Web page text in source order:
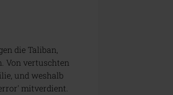
die Taliban,
Von vertuschten
und weshalb
mitverdient.